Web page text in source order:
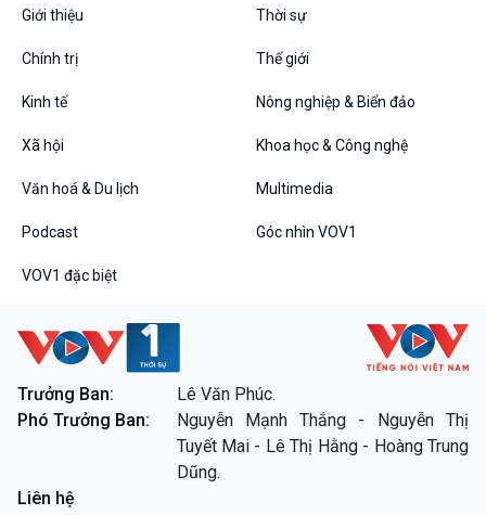
VOV1 đặc biệt
Chân dung cuộc sống
Giới thiệu Thời sự
Chính trị Thế giới
Kinh tế Nông nghiệp & Biển đảo
Xã hội Khoa học & Công nghệ
Văn hoá & Du lịch Multimedia
Podcast Góc nhìn VOV1
VOV1 đặc biệt
Trưởng Ban:
Lê Văn Phúc.
Phó Trưởng Ban:
Nguyễn Mạnh Thắng - Nguyễn Thị
Tuyết Mai - Lê Thị Hằng - Hoàng Trung
Dũng.
Liên hệ